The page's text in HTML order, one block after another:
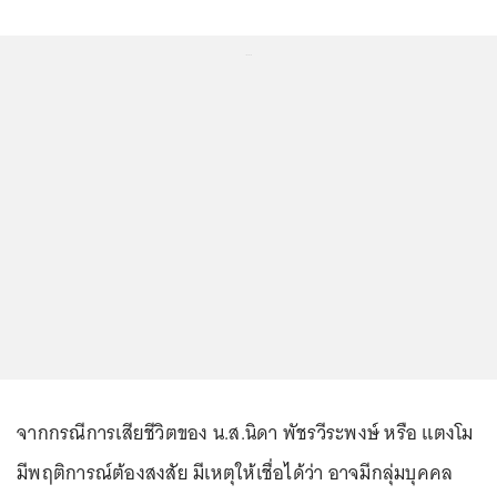
จากกรณีการเสียชีวิตของ น.ส.นิดา พัชรวีระพงษ์ หรือ แตงโม
มีพฤติการณ์ต้องสงสัย มีเหตุให้เชื่อได้ว่า อาจมีกลุ่มบุคคล